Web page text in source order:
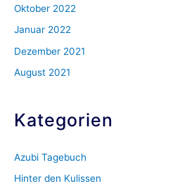
Oktober 2022
Januar 2022
Dezember 2021
August 2021
Kategorien
Azubi Tagebuch
Hinter den Kulissen